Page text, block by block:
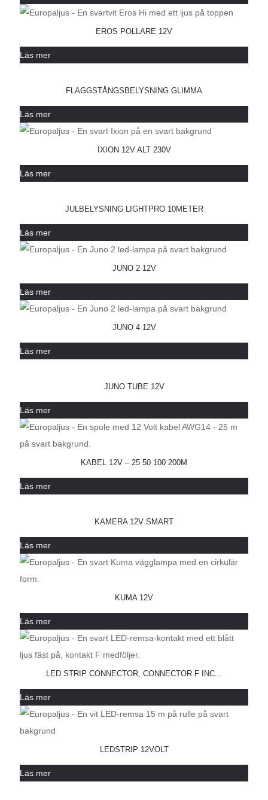
EROS POLLARE 12V
Läs mer
FLAGGSTÅNGSBELYSNING GLIMMA
Läs mer
IXION 12V ALT 230V
Läs mer
JULBELYSNING LIGHTPRO 10METER
Läs mer
JUNO 2 12V
Läs mer
JUNO 4 12V
Läs mer
JUNO TUBE 12V
Läs mer
KABEL 12V – 25 50 100 200M
Läs mer
KAMERA 12V SMART
Läs mer
KUMA 12V
Läs mer
LED STRIP CONNECTOR, CONNECTOR F INC...
Läs mer
LEDSTRIP 12VOLT
Läs mer